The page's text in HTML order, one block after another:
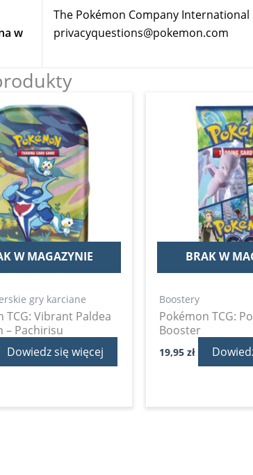
w
The Pokémon Company International
privacyquestions@pokemon.com
W MAGAZYNIE
gry karciane
TCG: Vibrant Paldea
– Pachirisu
Dowiedz się więcej
BRAK W
Boostery
Pokémon TCG:
Booster
19,95zł